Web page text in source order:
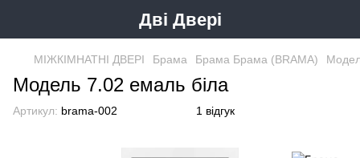
Дві Двері
МІЖКІМНАТНІ ДВЕРІ Брама Брама Брама (BRAMA)
Модель 7.02 емаль біла
Артикул: brama-002 1 відгук